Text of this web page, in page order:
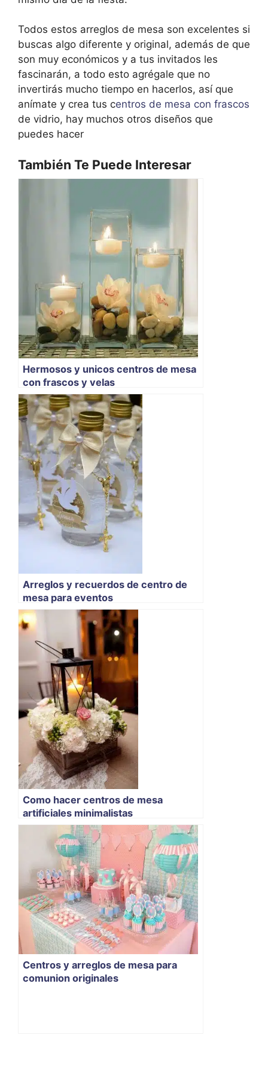
Todos estos arreglos de mesa son excelentes si
buscas algo diferente y original, además de que
son muy económicos y a tus invitados les
fascinarán, a todo esto agrégale que no
invertirás mucho tiempo en hacerlos, así que
anímate y crea tus centros de mesa con frascos
de vidrio, hay muchos otros diseños que
puedes hacer
También Te Puede Interesar
Hermosos y unicos centros de mesa
con frascos y velas
Arreglos y recuerdos de centro de
mesa para eventos
Como hacer centros de mesa
artificiales minimalistas
Centros y arreglos de mesa para
comunion originales